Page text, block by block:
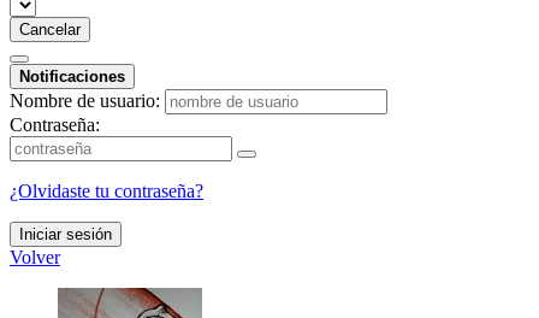
Cancelar
Notificaciones
Nombre de usuario:
Contraseña:
¿Olvidaste tu contraseña?
Iniciar sesión
Volver